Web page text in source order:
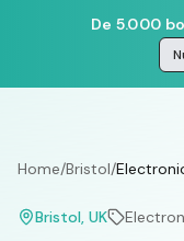
De 5.000
Home/Bristol/
Bristol, UK